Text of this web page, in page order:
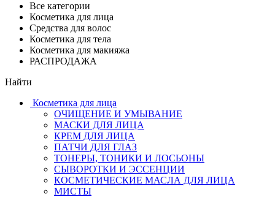
Все категории
Косметика для лица
Средства для волос
Косметика для тела
Косметика для макияжа
РАСПРОДАЖА
Найти
Косметика для лица
ОЧИЩЕНИЕ И УМЫВАНИЕ
МАСКИ ДЛЯ ЛИЦА
КРЕМ ДЛЯ ЛИЦА
ПАТЧИ ДЛЯ ГЛАЗ
ТОНЕРЫ, ТОНИКИ И ЛОСЬОНЫ
СЫВОРОТКИ И ЭССЕНЦИИ
КОСМЕТИЧЕСКИЕ МАСЛА ДЛЯ ЛИЦА
МИСТЫ